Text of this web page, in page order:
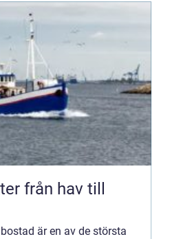
till
är en av de största